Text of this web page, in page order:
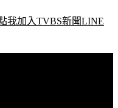
我加入TVBS新聞LINE